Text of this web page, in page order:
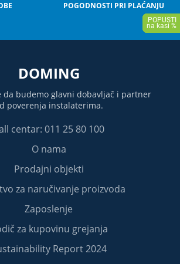
POGODNOSTI PRI PLAĆANJU
DOMING
da budemo glavni dobavljač i partner
poverenja instalaterima.
centar: 011 25 80 100
O nama
Prodajni objekti
za naručivanje proizvoda
Zaposlenje
za kupovinu grejanja
Report 2024